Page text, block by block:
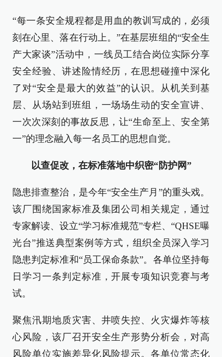
“每一条安全规程都是用血的教训写成的，必须
刻在心里、落在行动上。”在基层班组的“安全生
产大家谈”活动中，一线员工结合岗位实际分享
安全经验、讲述险情经历，在思想碰撞中深化
了对“安全是最大的效益”的认识。从机关到基
层、从场站到班组，一场场生动的安全宣讲、
一次次深刻的事故反思，让“生命至上、安全第
一”的理念融入每一名员工的思想自觉。
以查促改，在标准落地中织密“防护网”
隐患排查整治，是今年“安全生产月”的重头戏。
该厂围绕国家标准及集团公司相关规定，通过
专家解读、设立“学习标准规范”专栏、“QHSE曝
光台”推送典型案例等方式，组织全员深入学习
隐患判定标准和“员工保命条款”。各单位坚持每
日学习一条判定标准，开展专项知识竞赛与考
试。
聚焦汛期地质灾害、井喷失控、火灾爆炸等核
心风险，该厂召开安全生产形势分析会，对高
风险单位实施差异化风险提示。各单位常态化